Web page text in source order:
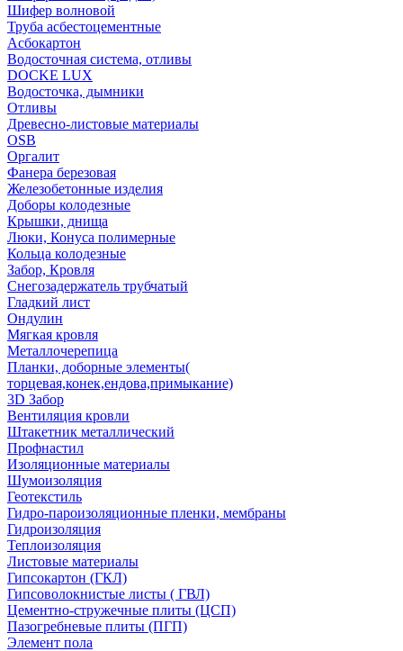
Шифер волновой
Труба асбестоцементные
Асбокартон
Водосточная система, отливы
DOCKE LUX
Водосточка, дымники
Отливы
Древесно-листовые материалы
OSB
Оргалит
Фанера березовая
Железобетонные изделия
Доборы колодезные
Крышки, днища
Люки, Конуса полимерные
Кольца колодезные
Забор, Кровля
Снегозадержатель трубчатый
Гладкий лист
Ондулин
Мягкая кровля
Металлочерепица
Планки, доборные элементы(
торцевая,конек,ендова,примыкание)
3D Забор
Вентиляция кровли
Штакетник металлический
Профнастил
Изоляционные материалы
Шумоизоляция
Геотекстиль
Гидро-пароизоляционные пленки, мембраны
Гидроизоляция
Теплоизоляция
Листовые материалы
Гипсокартон (ГКЛ)
Гипсоволокнистые листы ( ГВЛ)
Цементно-стружечные плиты (ЦСП)
Пазогребневые плиты (ПГП)
Элемент пола